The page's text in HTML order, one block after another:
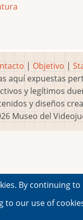
| Objetivo |
aquí expuestas
y legítimos
y diseños
Museo del
By continuing
to our use of